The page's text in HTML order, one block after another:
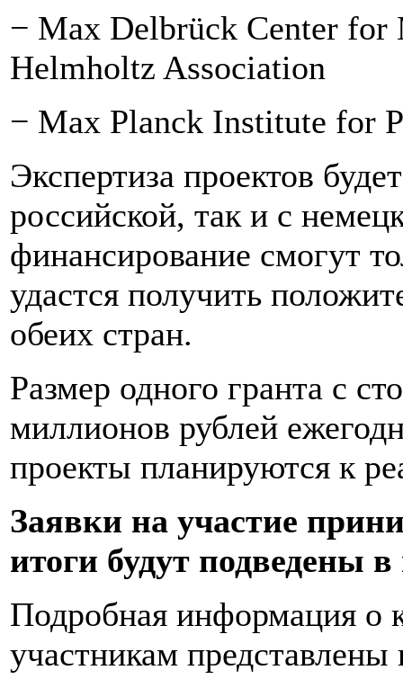
− Max Delbrück Center
Helmholtz Association
− Max Planck Institute for
Экспертиза проектов
российской, так и с
финансирование смогут
удастся получить
обеих стран.
Размер одного гранта с
миллионов рублей
проекты планируются к
Заявки на участие
итоги будут подведены
Подробная информация о
участникам представлены